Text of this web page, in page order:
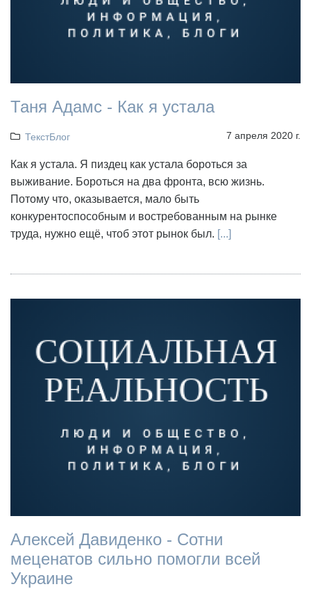
Таня Адамс - Как я устала
ТекстБлог 7 апреля 2020 г.
Как я устала. Я пиздец как устала бороться за
выживание. Бороться на два фронта, всю жизнь.
Потому что, оказывается, мало быть
конкурентоспособным и востребованным на рынке
труда, нужно ещё, чтоб этот рынок был. [...]
Алексей Давиденко - Сотни
меценатов сильно помогли всей
Украине